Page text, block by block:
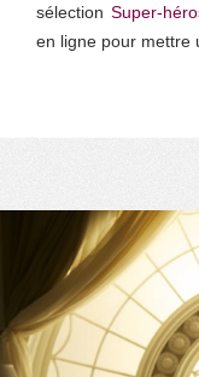
sélectionSuper-
en ligne pour mettre